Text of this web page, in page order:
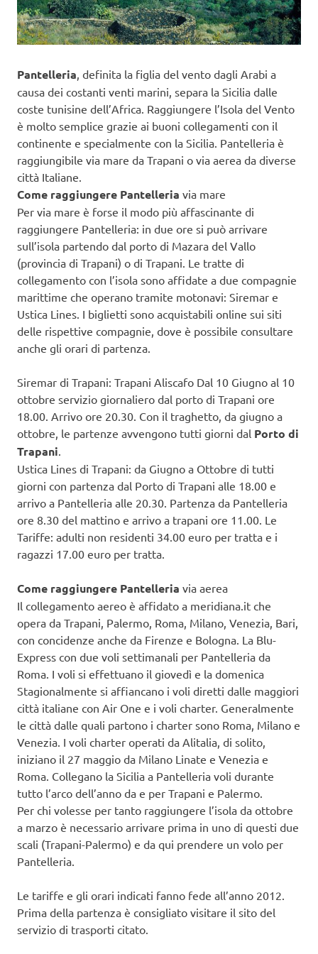
Pantelleria, definita la figlia del vento dagli Arabi a
causa dei costanti venti marini, separa la Sicilia dalle
coste tunisine dell’Africa. Raggiungere l’Isola del Vento
è molto semplice grazie ai buoni collegamenti con il
continente e specialmente con la Sicilia. Pantelleria è
raggiungibile via mare da Trapani o via aerea da diverse
città Italiane.
Come raggiungere Pantelleria via mare
Per via mare è forse il modo più affascinante di
raggiungere Pantelleria: in due ore si può arrivare
sull’isola partendo dal porto di Mazara del Vallo
(provincia di Trapani) o di Trapani. Le tratte di
collegamento con l’isola sono affidate a due compagnie
marittime che operano tramite motonavi: Siremar e
Ustica Lines. I biglietti sono acquistabili online sui siti
delle rispettive compagnie, dove è possibile consultare
anche gli orari di partenza.
Siremar di Trapani: Trapani Aliscafo Dal 10 Giugno al 10
ottobre servizio giornaliero dal porto di Trapani ore
18.00. Arrivo ore 20.30. Con il traghetto, da giugno a
ottobre, le partenze avvengono tutti giorni dal Porto di
Trapani.
Ustica Lines di Trapani: da Giugno a Ottobre di tutti
giorni con partenza dal Porto di Trapani alle 18.00 e
arrivo a Pantelleria alle 20.30. Partenza da Pantelleria
ore 8.30 del mattino e arrivo a trapani ore 11.00. Le
Tariffe: adulti non residenti 34.00 euro per tratta e i
ragazzi 17.00 euro per tratta.
Come raggiungere Pantelleria via aerea
Il collegamento aereo è affidato a meridiana.it che
opera da Trapani, Palermo, Roma, Milano, Venezia, Bari,
con concidenze anche da Firenze e Bologna. La Blu-
Express con due voli settimanali per Pantelleria da
Roma. I voli si effettuano il giovedì e la domenica
Stagionalmente si affiancano i voli diretti dalle maggiori
città italiane con Air One e i voli charter. Generalmente
le città dalle quali partono i charter sono Roma, Milano e
Venezia. I voli charter operati da Alitalia, di solito,
iniziano il 27 maggio da Milano Linate e Venezia e
Roma. Collegano la Sicilia a Pantelleria voli durante
tutto l’arco dell’anno da e per Trapani e Palermo.
Per chi volesse per tanto raggiungere l’isola da ottobre
a marzo è necessario arrivare prima in uno di questi due
scali (Trapani-Palermo) e da qui prendere un volo per
Pantelleria.
Le tariffe e gli orari indicati fanno fede all’anno 2012.
Prima della partenza è consigliato visitare il sito del
servizio di trasporti citato.